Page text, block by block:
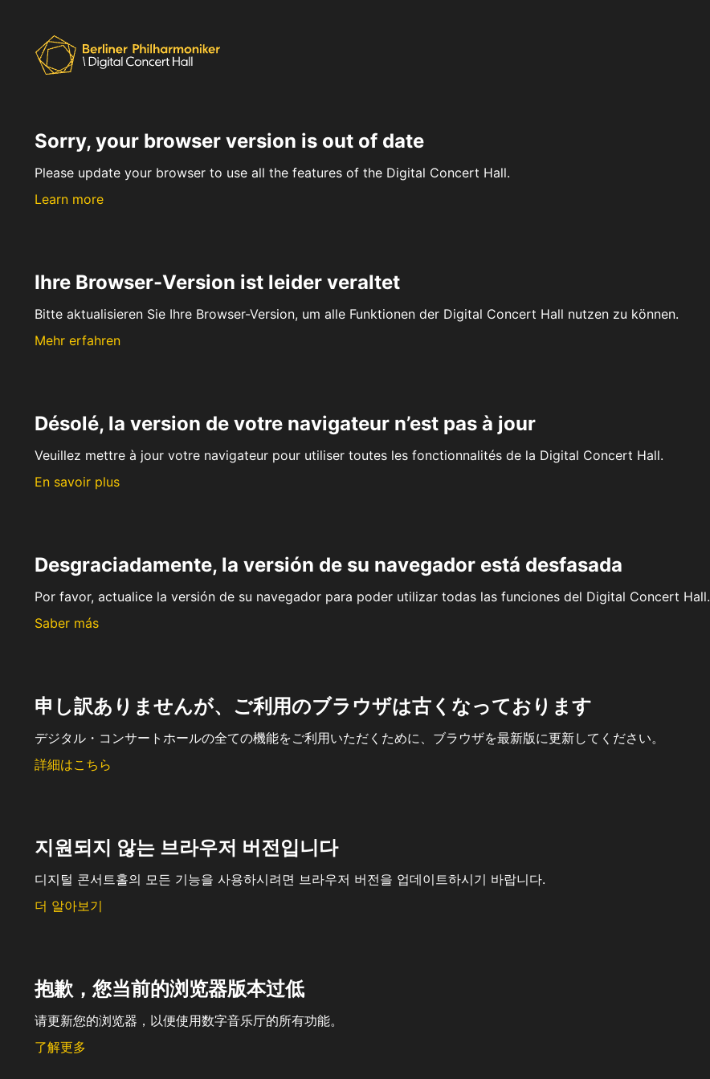
Sorry, your browser version is out of date
Please update your browser to use all the features of the Digital Concert Hall.
Learn more
Ihre Browser-Version ist leider veraltet
Bitte aktualisieren Sie Ihre Browser-Version, um alle Funktionen der Digital Concert Hall nutzen zu können.
Mehr erfahren
Désolé, la version de votre navigateur n’est pas à jour
Veuillez mettre à jour votre navigateur pour utiliser toutes les fonctionnalités de la Digital Concert Hall.
En savoir plus
Desgraciadamente, la versión de su navegador está desfasada
Por favor, actualice la versión de su navegador para poder utilizar todas las funciones del Digital Concert Hall.
Saber más
申し訳ありませんが、ご利用のブラウザは古くなっております
デジタル・コンサートホールの全ての機能をご利用いただくために、ブラウザを最新版に更新してください。
詳細はこちら
지원되지 않는 브라우저 버전입니다
디지털 콘서트홀의 모든 기능을 사용하시려면 브라우저 버전을 업데이트하시기 바랍니다.
더 알아보기
抱歉，您当前的浏览器版本过低
请更新您的浏览器，以便使用数字音乐厅的所有功能。
了解更多